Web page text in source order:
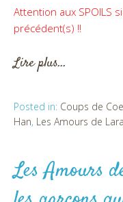
Attention aux SPOILS
précédent(s) !!
Lire plus…
Posted in: Coups de
Han, Les Amours de
Les Amours